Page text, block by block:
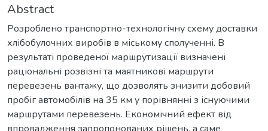
Abstract
Розроблено транспортно-технологічну схему доставки
хлібобулочних виробів в міському сполученні. В
результаті проведеної маршрутизації визначені
раціональні розвізні та маятникові маршрути
перевезень вантажу, що дозволять знизити добовий
пробіг автомобілів на 35 км у порівнянні з існуючими
маршрутами перевезень. Економічний ефект від